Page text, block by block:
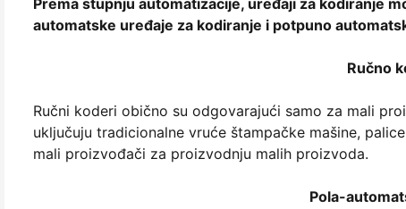
Prema stupnju automatizacije, uređaji za kodiranje
automatske uređaje za kodiranje i potpuno
Ručno
Ručni koderi obično su odgovarajući samo za mali
uključuju tradicionalne vruće štampačke mašine,
mali proizvođači za proizvodnju malih proizvoda.
Pola-